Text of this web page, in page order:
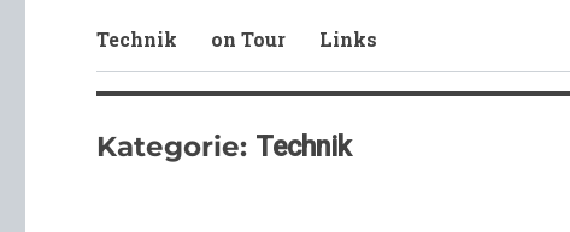
Technik on Tour Links
Kategorie: Technik